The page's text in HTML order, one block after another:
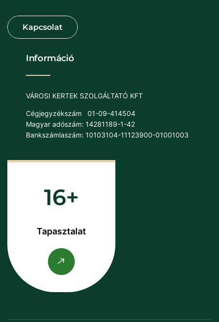
Információ
VÁROSI KERTEK SZOLGÁLTATÓ KFT
Cégjegyzékszám
01-09-414504
Magyar adószám: 14281189-1-42
Bankszámlaszám: 10103104-11123900-01001003
16
Tapasztalat